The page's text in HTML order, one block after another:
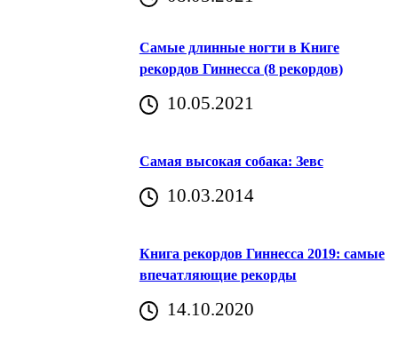
Самые длинные ногти в Книге
рекордов Гиннесса (8 рекордов)
10.05.2021
Самая высокая собака: Зевс
10.03.2014
Книга рекордов Гиннесса 2019: самые
впечатляющие рекорды
14.10.2020